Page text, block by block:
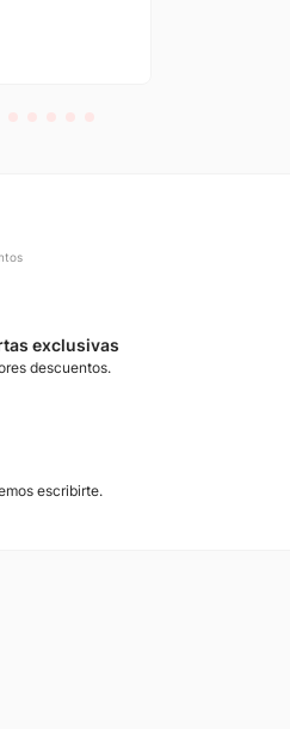
exclusivas
descuentos.
escribirte.